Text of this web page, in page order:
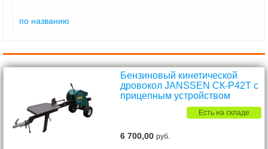
по названию
Бензиновый кинетической
дровокол JANSSEN СК-P42T с
прицепным устройством
Есть на складе
6 700,00руб.